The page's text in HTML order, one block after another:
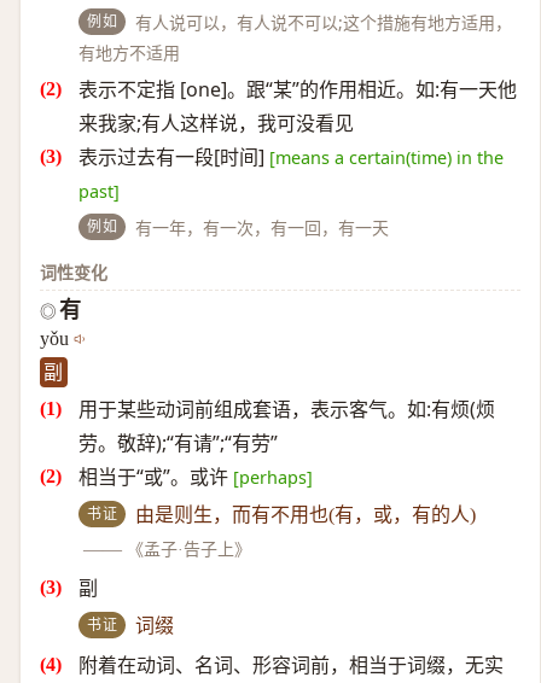
例如
有人说可以，有人说不可以;这个措施有地方适用，
有地方不适用
表示不定指 [one]。跟“某”的作用相近。如:有一天他
来我家;有人这样说，我可没看见
表示过去有一段[时间] [means a certain(time) in the
past]
例如
有一年，有一次，有一回，有一天
词性变化
◎ 有
yǒu
副
用于某些动词前组成套语，表示客气。如:有烦(烦
劳。敬辞);“有请”;“有劳”
相当于“或”。或许 [perhaps]
书证
由是则生，而有不用也(有，或，有的人)
——
《孟子·告子上》
副
书证 词缀
附着在动词、名词、形容词前，相当于词缀，无实